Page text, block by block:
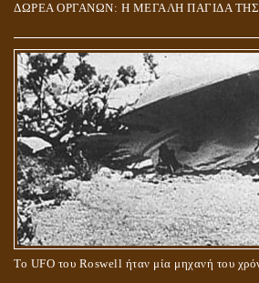
ΔΩΡΕΑ ΟΡΓΑΝΩΝ: Η ΜΕΓΑΛΗ ΠΑΓΙΔΑ
Το UFO του Roswell ήταν μία μηχανή του